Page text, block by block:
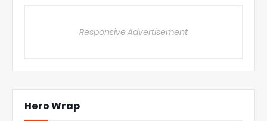
Responsive Advertisement
Hero Wrap